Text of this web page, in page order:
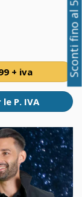
+ iva
P. IVA
Sconti fino al 50%